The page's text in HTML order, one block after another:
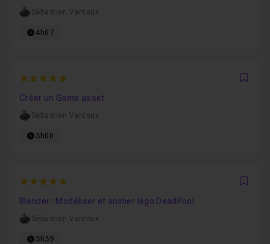
Sébastien Vanteux
4h07
5
Créer un Game asset
Sébastien Vanteux
3h08
5
Blender : Modéliser et animer lego DeadPool
Sébastien Vanteux
3h39